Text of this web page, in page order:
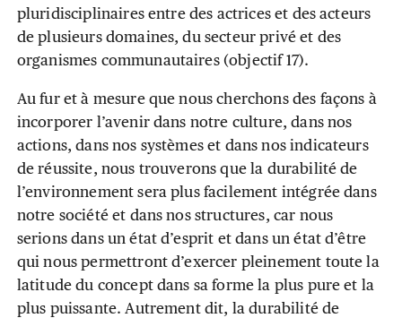
pluridisciplinaires entre des actrices et des acteurs
de plusieurs domaines, du secteur privé et des
organismes communautaires (objectif 17).
Au fur et à mesure que nous cherchons des façons à
incorporer l’avenir dans notre culture, dans nos
actions, dans nos systèmes et dans nos indicateurs
de réussite, nous trouverons que la durabilité de
l’environnement sera plus facilement intégrée dans
notre société et dans nos structures, car nous
serions dans un état d’esprit et dans un état d’être
qui nous permettront d’exercer pleinement toute la
latitude du concept dans sa forme la plus pure et la
plus puissante. Autrement dit, la durabilité de